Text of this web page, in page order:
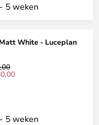
5 weken
White - Luceplan
5 weken